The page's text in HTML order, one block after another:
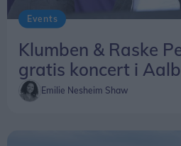
Events
Klumben & Raske
gratis koncert i
Emilie Nesheim Shaw